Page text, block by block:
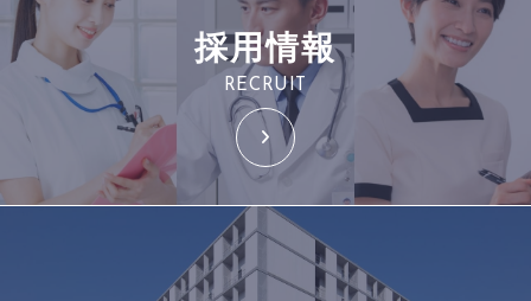
採用情報
RECRUIT